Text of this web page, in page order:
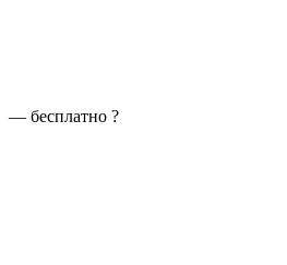
— бесплатно ?